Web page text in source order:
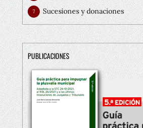
Sucesiones y donaciones
7
PUBLICACIONES